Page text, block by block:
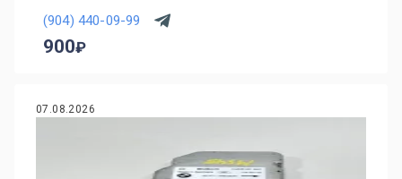
(904) 440-09-99
900
07.08.2026